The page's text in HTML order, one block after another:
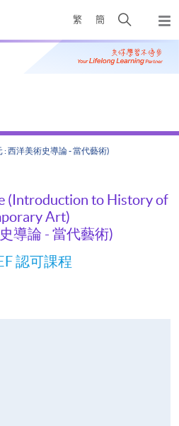
繁 簡
Open
search
panel
: 西洋美術史導論 - 當代藝術)
(Introduction to History of
Art)
導論 - 當代藝術)
認可課程